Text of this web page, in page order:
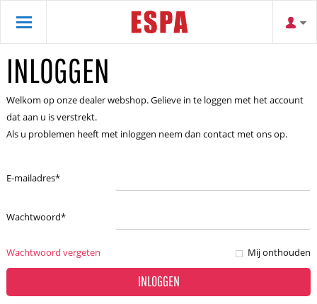
INLOGGEN
Welkom op onze dealer webshop. Gelieve in te loggen met het account
dat aan u is verstrekt.
Als u problemen heeft met inloggen neem dan contact met ons op.
E-mailadres*
Wachtwoord*
Wachtwoord vergeten Mij onthouden
INLOGGEN